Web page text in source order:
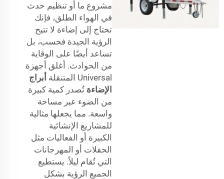
مشروع ما أو تنظيم حدث
في الهواء الطلق، فإنك
تحتاج إلى إضاءة لا تتيح
الرؤية الجيدة فحسب، بل
تساعد أيضًا على الوقاية
من الحوادث. أغلق أجهزة
Universal المتنقلة
أبراج
الإضاءة تُصدر كمية كبيرة
من الضوء عبر مساحة
واسعة. مما يجعلها مثالية
للمشاريع الإنشائية
الكبيرة أو الفعاليات مثل
الحفلات أو المهرجانات
التي تُقام ليلاً. يستطيع
الجميع الرؤية بشكل